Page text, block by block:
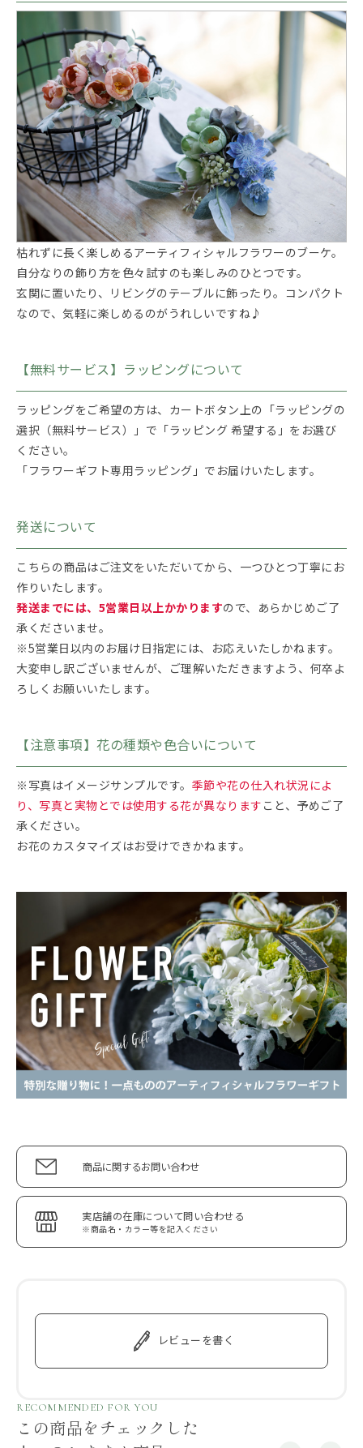
枯れずに長く楽しめるアーティフィシャルフラワーのブーケ。
自分なりの飾り方を色々試すのも楽しみのひとつです。
玄関に置いたり、リビングのテーブルに飾ったり。コンパクト
なので、気軽に楽しめるのがうれしいですね♪
【無料サービス】ラッピングについて
ラッピングをご希望の方は、カートボタン上の「ラッピングの
選択（無料サービス）」で「ラッピング 希望する」をお選び
ください。
「フラワーギフト専用ラッピング」でお届けいたします。
発送について
こちらの商品はご注文をいただいてから、一つひとつ丁寧にお
作りいたします。
発送までには、5営業日以上かかりますので、あらかじめご了
承くださいませ。
※5営業日以内のお届け日指定には、お応えいたしかねます。
大変申し訳ございませんが、ご理解いただきますよう、何卒よ
ろしくお願いいたします。
【注意事項】花の種類や色合いについて
※写真はイメージサンプルです。 季節や花の仕入れ状況によ
り、写真と実物とでは使用する花が異なります こと、予めご了
承ください。
お花のカスタマイズはお受けできかねます。
商品に関するお問い合わせ
実店舗の在庫について問い合わせる
※商品名・カラー等を記入ください
レビューを書く
RECOMMENDED FOR YOU
この商品をチェックした